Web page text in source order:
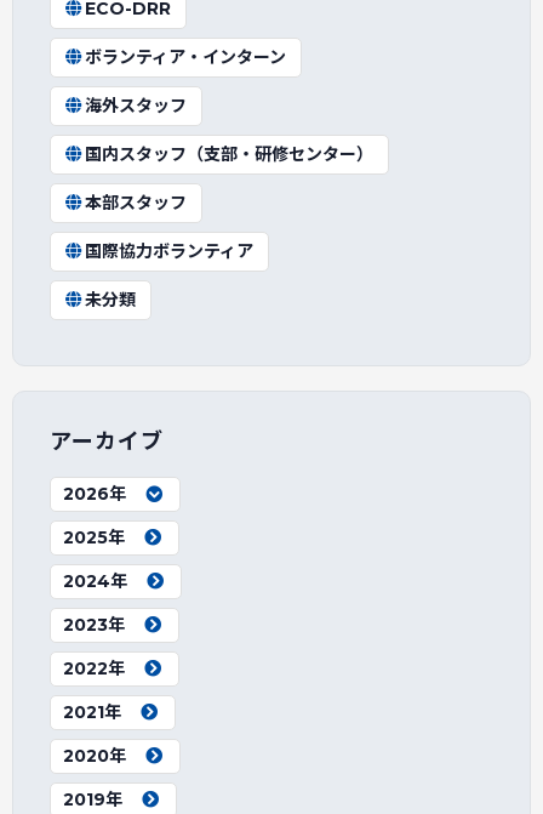
ECO-DRR
ボランティア・インターン
海外スタッフ
国内スタッフ（支部・研修センター）
本部スタッフ
国際協力ボランティア
未分類
アーカイブ
2026年
2025年
2024年
2023年
2022年
2021年
2020年
2019年